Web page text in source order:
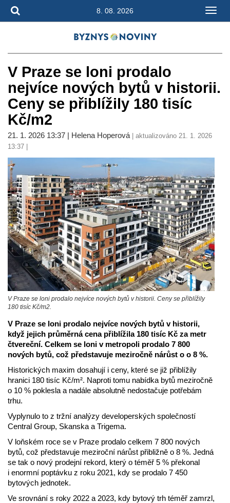
8. 08. 2026
V Praze se loni prodalo
nejvíce nových bytů v historii.
Ceny se přiblížily 180 tisíc
Kč/m2
21. 1. 2026 13:37 | Helena Hoperová| aktualizováno 21. 1. 2026
13:37 |
V Praze se loni prodalo nejvíce nových bytů v historii. Ceny se přiblížily
180 tisíc Kč/m2.
V Praze se loni prodalo nejvíce nových bytů v historii,
když jejich průměrná cena přiblížila 180 tisíc Kč za metr
čtvereční. Celkem se loni v metropoli prodalo 7 800
nových bytů, což představuje meziročně nárůst o o 8 %.
Historických maxim dosahují i ceny, které se již přiblížily
hranici 180 tisíc Kč/m². Naproti tomu nabídka bytů meziročně
o 10 % poklesla a nadále absolutně nedostačuje potřebám
trhu.
Vyplynulo to z tržní analýzy developerských společností
Central Group, Skanska a Trigema.
V loňském roce se v Praze prodalo celkem 7 800 nových
bytů, což představuje meziroční nárůst přibližně o 8 %. Jedná
se tak o nový prodejní rekord, který o téměř 5 % překonal
i enormní poptávku z roku 2021, kdy se prodalo 7 450
bytových jednotek.
Ve srovnání s roky 2022 a 2023, kdy bytový trh téměř zamrzl,